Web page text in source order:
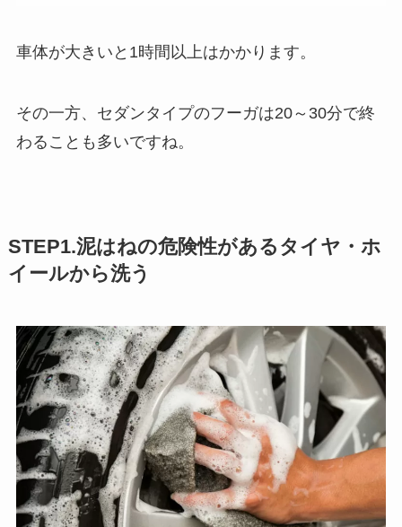
車体が大きいと1時間以上はかかります。
その一方、セダンタイプのフーガは20～30分で終
わることも多いですね。
STEP1.泥はねの危険性があるタイヤ・ホ
イールから洗う